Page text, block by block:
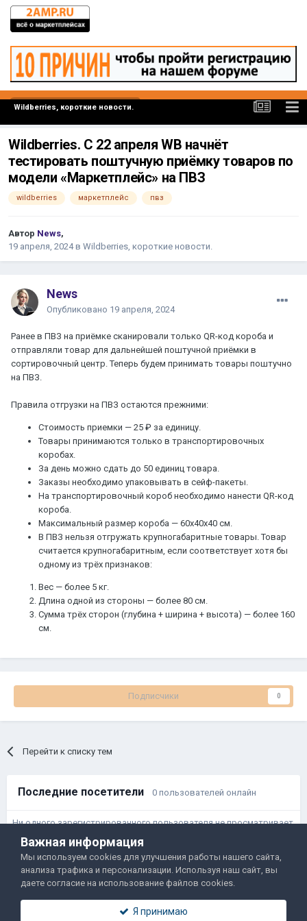
Wildberries, короткие новости.
Wildberries. С 22 апреля WB начнёт
тестировать поштучную приёмку товаров по
модели «Маркетплейс» на ПВЗ
wildberries маркетплейс пвз
Автор News,
19 апреля, 2024в Wildberries, короткие новости.
News
Опубликовано 19 апреля, 2024
Ранее в ПВЗ на приёмке сканировали только QR-код короба и
отправляли товар для дальнейшей поштучной приёмки в
сортировочный центр. Теперь будем принимать товары поштучно
на ПВЗ.
Правила отгрузки на ПВЗ остаются прежними:
Стоимость приемки — 25 ₽ за единицу.
Товары принимаются только в транспортировочных
коробах.
За день можно сдать до 50 единиц товара.
Заказы необходимо упаковывать в сейф-пакеты.
На транспортировочный короб необходимо нанести QR-код
короба.
Максимальный размер короба — 60х40х40 см.
В ПВЗ нельзя отгружать крупногабаритные товары. Товар
считается крупногабаритным, если соответствует хотя бы
одному из трёх признаков:
Вес — более 5 кг.
Длина одной из стороны — более 80 см.
Сумма трёх сторон (глубина + ширина + высота) — более 160
см.
Подписчики 0
Перейти к списку тем
Последние посетители 0 пользователей онлайн
Ни одного зарегистрированного пользователя не просматривает
данную страницу
Правила и условия
Политика обработки данных
Двамп 2022-2025
Важная информация
Мы используем cookies для улучшения работы нашего сайта,
анализа трафика и персонализации. Используя наш сайт, вы
даете согласие на использование файлов cookies.
Я принимаю